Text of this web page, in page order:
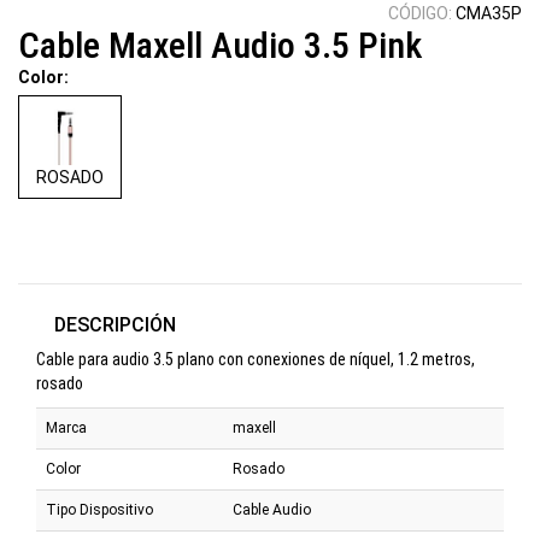
CÓDIGO: CMA35P
Cable Maxell Audio 3.5 Pink
Color:
ROSADO
DESCRIPCIÓN
Cable para audio 3.5 plano con conexiones de níquel, 1.2 metros,
rosado
Marca maxell
Color Rosado
Tipo Dispositivo Cable Audio